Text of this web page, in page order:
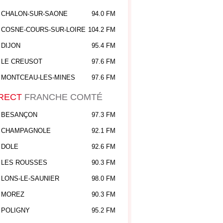
CHALON-SUR-SAONE 94.0 FM
COSNE-COURS-SUR-LOIRE 104.2 FM
DIJON 95.4 FM
LE CREUSOT 97.6 FM
MONTCEAU-LES-MINES 97.6 FM
FRANCHE COMTÉ
BESANÇON 97.3 FM
CHAMPAGNOLE 92.1 FM
DOLE 92.6 FM
LES ROUSSES 90.3 FM
LONS-LE-SAUNIER 98.0 FM
MOREZ 90.3 FM
POLIGNY 95.2 FM